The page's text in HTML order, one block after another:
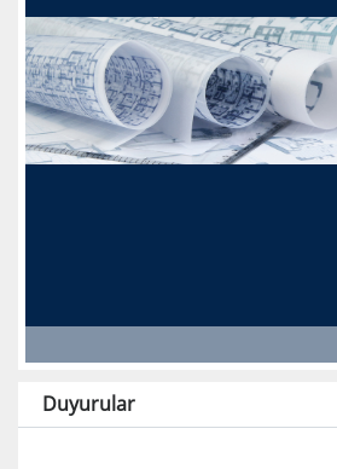
Duyurular